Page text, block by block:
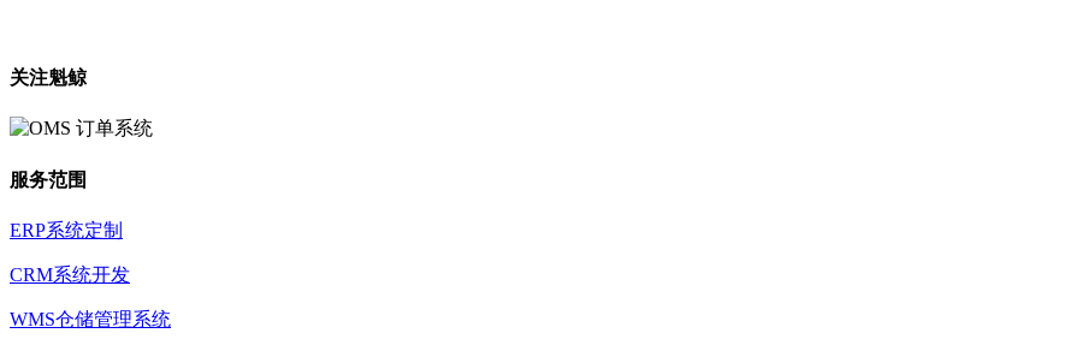
关注魁鲸
服务范围
ERP系统定制
CRM系统开发
WMS仓储管理系统